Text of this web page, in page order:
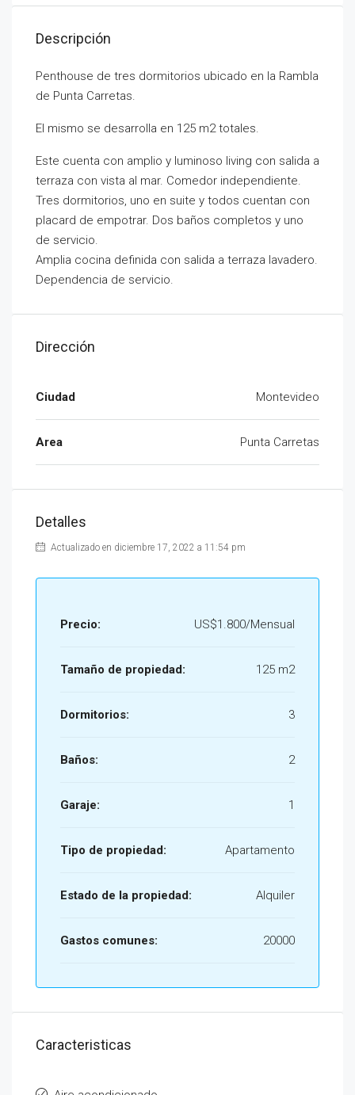
Descripción
Penthouse de tres dormitorios ubicado en la Rambla
de Punta Carretas.
El mismo se desarrolla en 125 m2 totales.
Este cuenta con amplio y luminoso living con salida a
terraza con vista al mar. Comedor independiente.
Tres dormitorios, uno en suite y todos cuentan con
placard de empotrar. Dos baños completos y uno
de servicio.
Amplia cocina definida con salida a terraza lavadero.
Dependencia de servicio.
Dirección
Ciudad Montevideo
Area Punta Carretas
Detalles
Actualizado en diciembre 17, 2022 a 11:54 pm
Precio: US$1.800/Mensual
Tamaño de propiedad: 125 m2
Dormitorios: 3
Baños: 2
Garaje: 1
Tipo de propiedad: Apartamento
Estado de la propiedad: Alquiler
Gastos comunes: 20000
Caracteristicas